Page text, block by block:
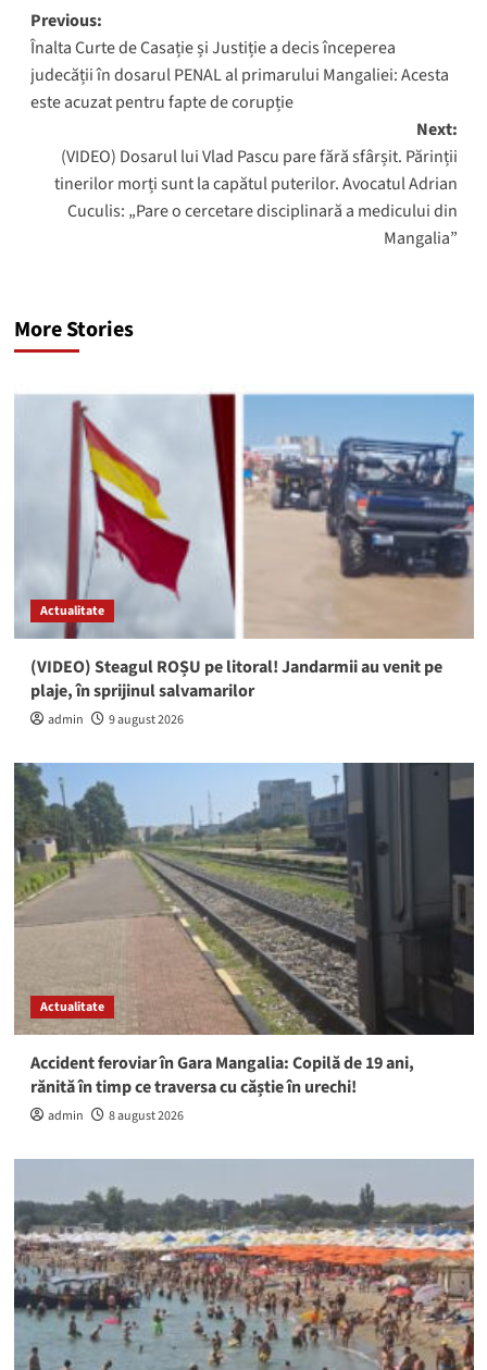
Post
navigation
Previous:
Înalta Curte de Casație și Justiție a decis începerea
judecății în dosarul PENAL al primarului Mangaliei: Acesta
este acuzat pentru fapte de corupție
Next:
(VIDEO) Dosarul lui Vlad Pascu pare fără sfârșit. Părinții
tinerilor morți sunt la capătul puterilor. Avocatul Adrian
Cuculis: „Pare o cercetare disciplinară a medicului din
Mangalia”
More Stories
Actualitate
(VIDEO) Steagul ROȘU pe litoral! Jandarmii au venit pe
plaje, în sprijinul salvamarilor
admin 9 august 2026
Actualitate
Accident feroviar în Gara Mangalia: Copilă de 19 ani,
rănită în timp ce traversa cu căștie în urechi!
admin 8 august 2026